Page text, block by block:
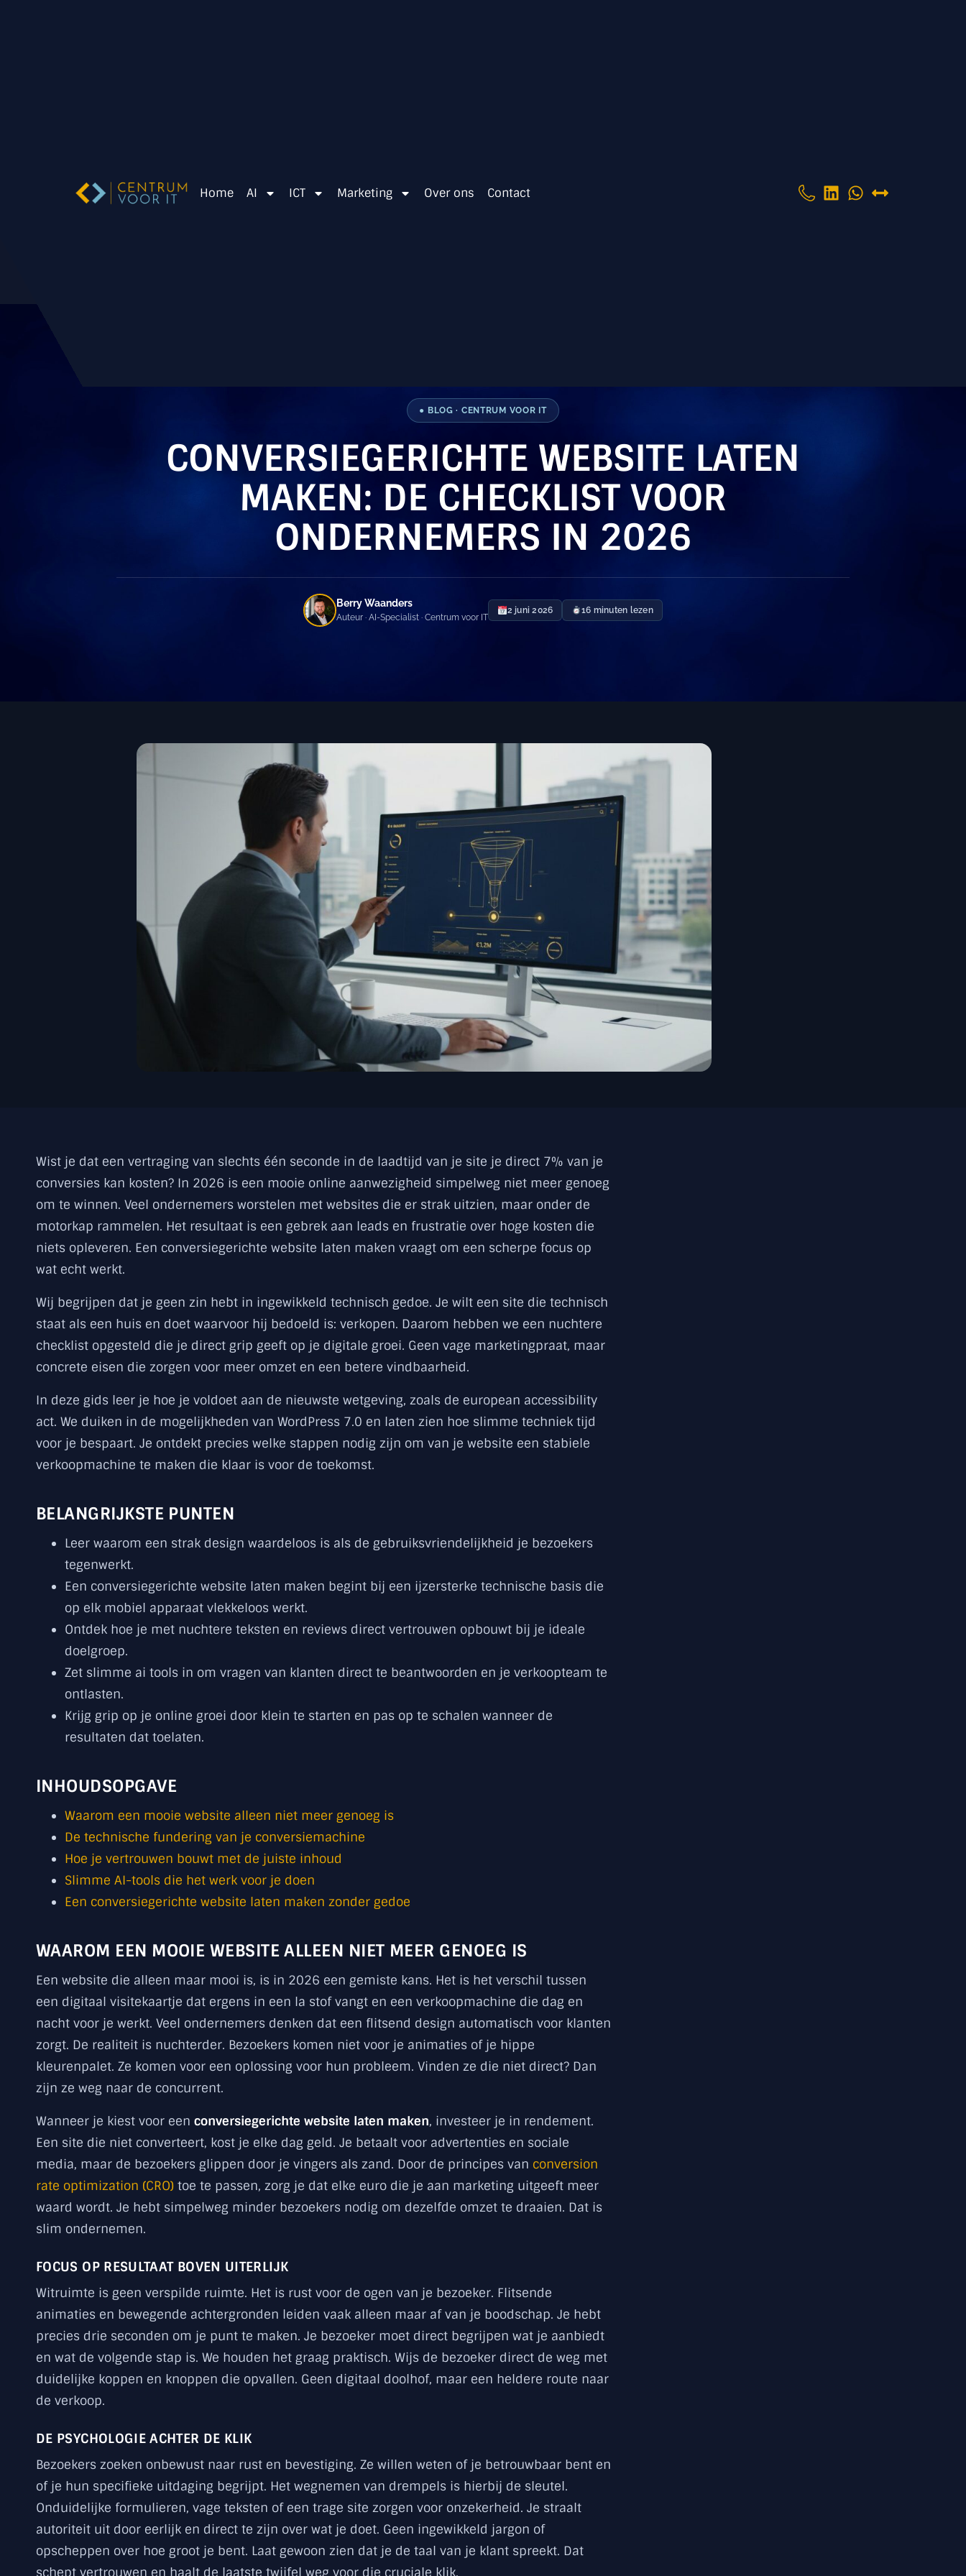
Home AI ICT Marketing Over ons Contact
● BLOG · CENTRUM VOOR IT
CONVERSIEGERICHTE WEBSITE LATEN
MAKEN: DE CHECKLIST VOOR
ONDERNEMERS IN 2026
Berry Waanders
Auteur · AI-Specialist · Centrum voor IT
2 juni 2026 16 minuten lezen
Wist je dat een vertraging van slechts één seconde in de laadtijd van je site je direct 7% van je
conversies kan kosten? In 2026 is een mooie online aanwezigheid simpelweg niet meer genoeg
om te winnen. Veel ondernemers worstelen met websites die er strak uitzien, maar onder de
motorkap rammelen. Het resultaat is een gebrek aan leads en frustratie over hoge kosten die
niets opleveren. Een conversiegerichte website laten maken vraagt om een scherpe focus op
wat echt werkt.
Wij begrijpen dat je geen zin hebt in ingewikkeld technisch gedoe. Je wilt een site die technisch
staat als een huis en doet waarvoor hij bedoeld is: verkopen. Daarom hebben we een nuchtere
checklist opgesteld die je direct grip geeft op je digitale groei. Geen vage marketingpraat, maar
concrete eisen die zorgen voor meer omzet en een betere vindbaarheid.
In deze gids leer je hoe je voldoet aan de nieuwste wetgeving, zoals de european accessibility
act. We duiken in de mogelijkheden van WordPress 7.0 en laten zien hoe slimme techniek tijd
voor je bespaart. Je ontdekt precies welke stappen nodig zijn om van je website een stabiele
verkoopmachine te maken die klaar is voor de toekomst.
BELANGRIJKSTE PUNTEN
Leer waarom een strak design waardeloos is als de gebruiksvriendelijkheid je bezoekers
tegenwerkt.
Een conversiegerichte website laten maken begint bij een ijzersterke technische basis die
op elk mobiel apparaat vlekkeloos werkt.
Ontdek hoe je met nuchtere teksten en reviews direct vertrouwen opbouwt bij je ideale
doelgroep.
Zet slimme ai tools in om vragen van klanten direct te beantwoorden en je verkoopteam te
ontlasten.
Krijg grip op je online groei door klein te starten en pas op te schalen wanneer de
resultaten dat toelaten.
INHOUDSOPGAVE
Waarom een mooie website alleen niet meer genoeg is
De technische fundering van je conversiemachine
Hoe je vertrouwen bouwt met de juiste inhoud
Slimme AI-tools die het werk voor je doen
Een conversiegerichte website laten maken zonder gedoe
WAAROM EEN MOOIE WEBSITE ALLEEN NIET MEER GENOEG IS
Een website die alleen maar mooi is, is in 2026 een gemiste kans. Het is het verschil tussen
een digitaal visitekaartje dat ergens in een la stof vangt en een verkoopmachine die dag en
nacht voor je werkt. Veel ondernemers denken dat een flitsend design automatisch voor klanten
zorgt. De realiteit is nuchterder. Bezoekers komen niet voor je animaties of je hippe
kleurenpalet. Ze komen voor een oplossing voor hun probleem. Vinden ze die niet direct? Dan
zijn ze weg naar de concurrent.
Wanneer je kiest voor een conversiegerichte website laten maken, investeer je in rendement.
Een site die niet converteert, kost je elke dag geld. Je betaalt voor advertenties en sociale
media, maar de bezoekers glippen door je vingers als zand. Door de principes van conversion
rate optimization (CRO) toe te passen, zorg je dat elke euro die je aan marketing uitgeeft meer
waard wordt. Je hebt simpelweg minder bezoekers nodig om dezelfde omzet te draaien. Dat is
slim ondernemen.
FOCUS OP RESULTAAT BOVEN UITERLIJK
Witruimte is geen verspilde ruimte. Het is rust voor de ogen van je bezoeker. Flitsende
animaties en bewegende achtergronden leiden vaak alleen maar af van je boodschap. Je hebt
precies drie seconden om je punt te maken. Je bezoeker moet direct begrijpen wat je aanbiedt
en wat de volgende stap is. We houden het graag praktisch. Wijs de bezoeker direct de weg met
duidelijke koppen en knoppen die opvallen. Geen digitaal doolhof, maar een heldere route naar
de verkoop.
DE PSYCHOLOGIE ACHTER DE KLIK
Bezoekers zoeken onbewust naar rust en bevestiging. Ze willen weten of je betrouwbaar bent en
of je hun specifieke uitdaging begrijpt. Het wegnemen van drempels is hierbij de sleutel.
Onduidelijke formulieren, vage teksten of een trage site zorgen voor onzekerheid. Je straalt
autoriteit uit door eerlijk en direct te zijn over wat je doet. Geen ingewikkeld jargon of
opscheppen over hoe groot je bent. Laat gewoon zien dat je de taal van je klant spreekt. Dat
schept vertrouwen en haalt de laatste twijfel weg voor die cruciale klik.